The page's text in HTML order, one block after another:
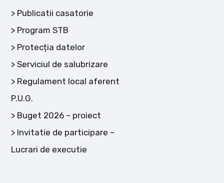
Publicatii casatorie
Program STB
Protecția datelor
Serviciul de salubrizare
Regulament local aferent
P.U.G.
Buget 2026 – proiect
Invitatie de participare –
Lucrari de executie